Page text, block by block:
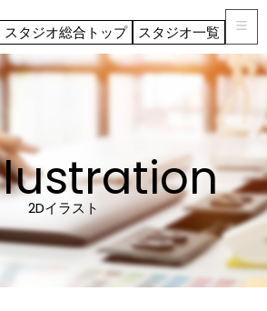
スタジオ一覧
スタジオ総合トップ
2Dイラスト